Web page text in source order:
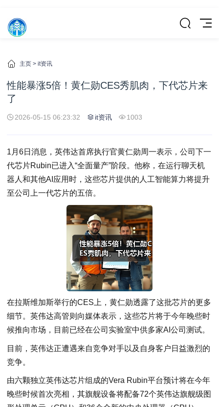
主页 > it资讯
性能暴涨5倍！黄仁勋CES秀肌肉，下代芯片来
了
2026-05-15 06:23:32 it资讯 1003
1月6日消息，英伟达首席执行官黄仁勋周一表示，公司下一
代芯片Rubin已进入“全面量产”阶段。他称，在运行聊天机
器人和其他AI应用时，这些芯片提供的人工智能算力将提升
至公司上一代芯片的五倍。
在拉斯维加斯举行的CES上， 黄仁勋透露了这批芯片的更多
细节。英伟达高管则向媒体表示，这些芯片将于今年晚些时
候推向市场，目前已经在公司实验室中供多家AI公司测试。
目前，英伟达正遭遇来自竞争对手以及自身客户日益激烈的
竞争。
由六颗独立英伟达芯片组成的Vera Rubin平台预计将在今年
晚些时候首次亮相，其旗舰设备将配备72个英伟达旗舰级图